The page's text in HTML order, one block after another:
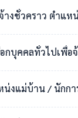
างชั่วคราว ตำแ
ปเพื่อจ้างเป็นลูกจ้
งแม่บ้าน / นักกา